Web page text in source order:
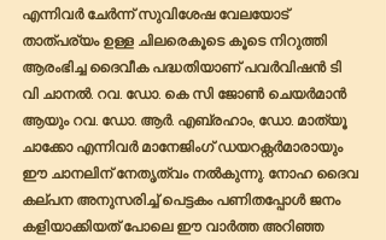
എന്നിവർ ചേർന്ന് സുവിശേഷ വേലയോട്
താത്പര്യം ഉള്ള ചിലരെകൂടെ കൂടെ നിറുത്തി
ആരംഭിച്ച ദൈവീക പദ്ധതിയാണ് പവർവിഷൻ ടി
വി ചാനൽ. റവ. ഡോ. കെ സി ജോൺ ചെയർമാൻ
ആയും റവ. ഡോ. ആർ. എബ്രഹാം, ഡോ. മാത്യൂ
ചാക്കോ എന്നിവർ മാനേജിംഗ് ഡയറക്റ്റർമാരായും
ഈ ചാനലിന് നേതൃത്വം നൽകുന്നു. നോഹ ദൈവ
കല്പന അനുസരിച്ച് പെട്ടകം പണിതപ്പോൾ ജനം
കളിയാക്കിയത് പോലെ ഈ വാർത്ത അറിഞ്ഞ